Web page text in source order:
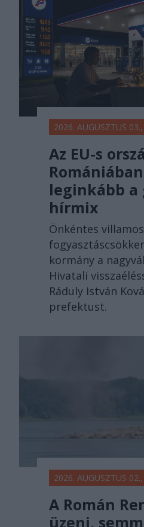
2026. AUGUSZTUS
Az EU-s
leginkább a
hírmix
Önkéntes
kormány a
Hivatali
Ráduly István
prefektust.
2026. AUGUSZTUS
A Román
üzeni,